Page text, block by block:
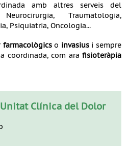
amb altres serveis del
Traumatologia,
Psiquiatria, Oncologia...
farmacològics o invasius i sempre
coordinada, com arafisioteràpia
Clínica del Dolor